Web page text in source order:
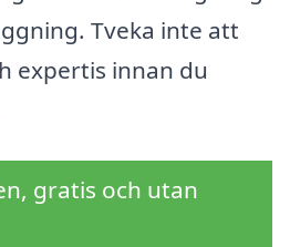
Tveka inte att
expertis innan du
gratis och utan